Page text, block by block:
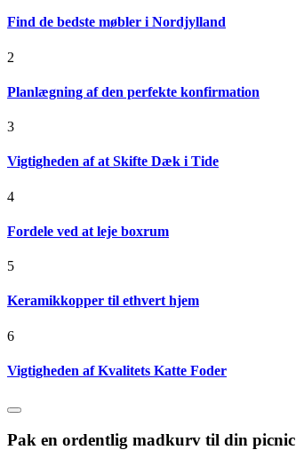
Find de bedste møbler i Nordjylland
2
Planlægning af den perfekte konfirmation
3
Vigtigheden af at Skifte Dæk i Tide
4
Fordele ved at leje boxrum
5
Keramikkopper til ethvert hjem
6
Vigtigheden af Kvalitets Katte Foder
Pak en ordentlig madkurv til din picnic